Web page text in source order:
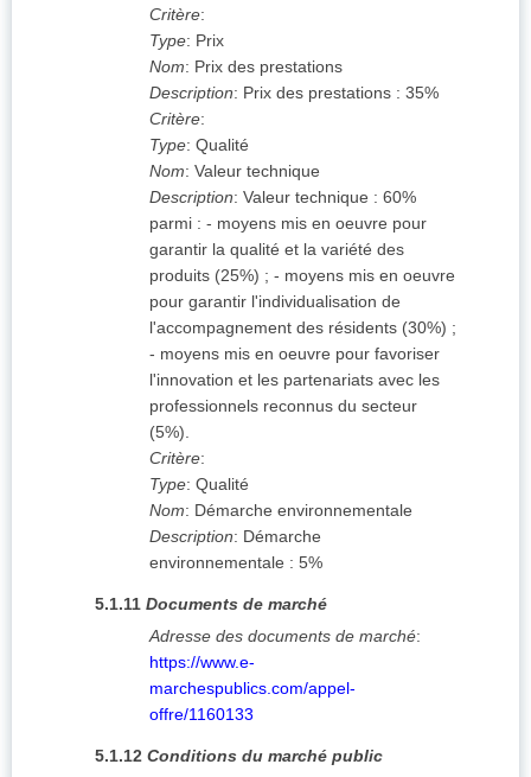
Critère:
Type: Prix
Nom: Prix des prestations
Description: Prix des prestations : 35%
Critère:
Type: Qualité
Nom: Valeur technique
Description: Valeur technique : 60%
parmi : - moyens mis en oeuvre pour
garantir la qualité et la variété des
produits (25%) ; - moyens mis en oeuvre
pour garantir l'individualisation de
l'accompagnement des résidents (30%) ;
- moyens mis en oeuvre pour favoriser
l'innovation et les partenariats avec les
professionnels reconnus du secteur
(5%).
Critère:
Type: Qualité
Nom: Démarche environnementale
Description: Démarche
environnementale : 5%
5.1.11 Documents de marché
Adresse des documents de marché:
https://www.e-
marchespublics.com/appel-
offre/1160133
5.1.12 Conditions du marché public